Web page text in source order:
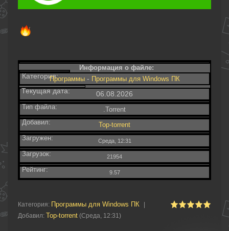
Информация о файле:
Категория:Программы- Программы для Windows ПК
Текущая дата: 06.08.2026
Тип файла:
.Torrent
Добавил:
Top-torrent
Загружен:
Среда, 12:31
Загрузок: 21954
Рейтинг: 9.57
Категория: Программы для Windows ПК
Добавил: Top-torrent (Среда, 12:31)